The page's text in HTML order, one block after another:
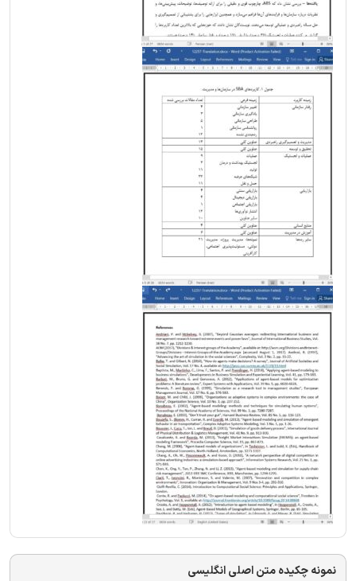
نمونه چکیده متن اصلی انگلیسی